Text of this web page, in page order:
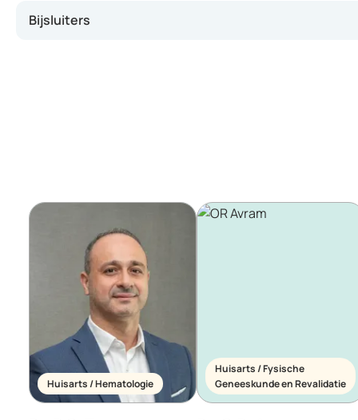
Bijsluiters
Huisarts / Hematologie
Huisarts / Fysische
Geneeskunde en Revalidatie